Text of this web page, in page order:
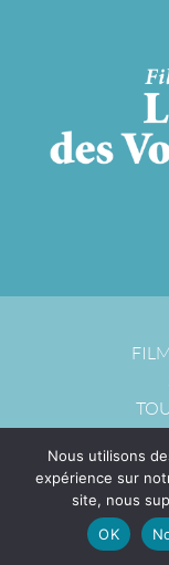
© 2026 Copyright
Nous utilisons
expérience sur
site, nous
OK